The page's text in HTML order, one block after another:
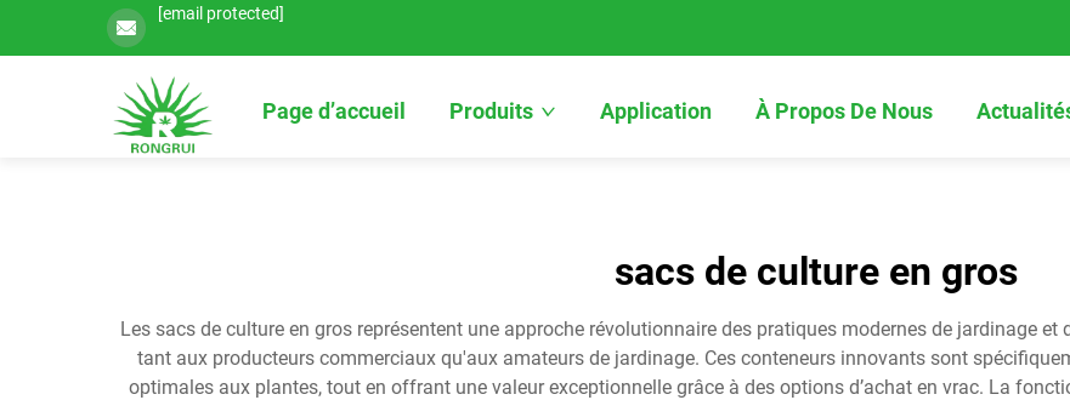
[email protected]
Page d’accueil Produits Application À Propos De Nous
sacs de culture en gros
Les sacs de culture en gros représentent une approche révolutionnaire des pratiques modernes de jardinage
tant aux producteurs commerciaux qu'aux amateurs de jardinage. Ces conteneurs innovants sont
optimales aux plantes, tout en offrant une valeur exceptionnelle grâce à des options d’achat en vrac. La